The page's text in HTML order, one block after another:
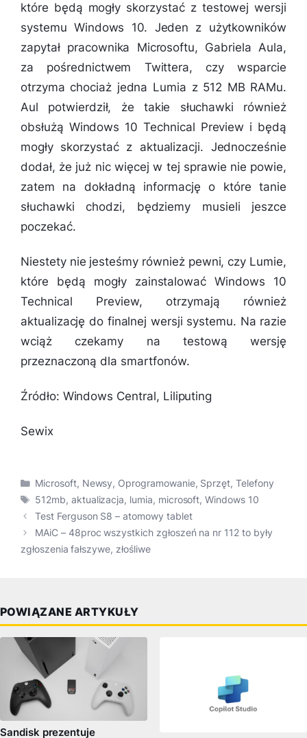
które będą mogły skorzystać z testowej wersji
systemu Windows 10. Jeden z użytkowników
zapytał pracownika Microsoftu, Gabriela Aula,
za pośrednictwem Twittera, czy wsparcie
otrzyma chociaż jedna Lumia z 512 MB RAMu.
Aul potwierdził, że takie słuchawki również
obsłużą Windows 10 Technical Preview i będą
mogły skorzystać z aktualizacji. Jednocześnie
dodał, że już nic więcej w tej sprawie nie powie,
zatem na dokładną informację o które tanie
słuchawki chodzi, będziemy musieli jeszce
poczekać.
Niestety nie jesteśmy również pewni, czy Lumie,
które będą mogły zainstalować Windows 10
Technical Preview, otrzymają również
aktualizację do finalnej wersji systemu. Na razie
wciąż czekamy na testową wersję
przeznaczoną dla smartfonów.
Źródło: Windows Central, Liliputing
Sewix
Kategorie
Microsoft, Newsy, Oprogramowanie, Sprzęt,Telefony
Tagi
512mb, aktualizacja, lumia, microsoft,Windows 10
Test Ferguson S8 – atomowy tablet
MAiC – 48proc wszystkich zgłoszeń na nr 112 to były
zgłoszenia fałszywe, złośliwe
POWIĄZANE ARTYKUŁY
Sandisk prezentuje